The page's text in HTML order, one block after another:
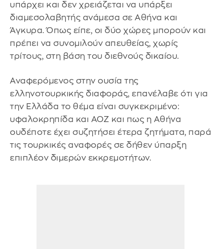
υπάρχει και δεν χρειάζεται να υπάρξει
διαμεσολαβητής ανάμεσα σε Αθήνα και
Άγκυρα. Όπως είπε, οι δύο χώρες μπορούν και
πρέπει να συνομιλούν απευθείας, χωρίς
τρίτους, στη βάση του διεθνούς δικαίου.
Αναφερόμενος στην ουσία της
ελληνοτουρκικής διαφοράς, επανέλαβε ότι για
την Ελλάδα το θέμα είναι συγκεκριμένο:
υφαλοκρηπίδα και ΑΟΖ και πως η Αθήνα
ουδέποτε έχει συζητήσει έτερα ζητήματα, παρά
τις τουρκικές αναφορές σε δήθεν ύπαρξη
επιπλέον διμερών εκκρεμοτήτων.